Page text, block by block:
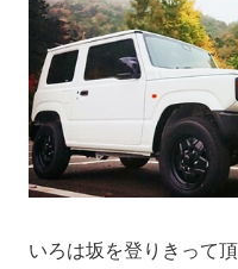
いろは坂を登りきって